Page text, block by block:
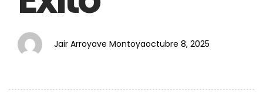
Jair Arroyave Montoyaoctubre 8, 2025